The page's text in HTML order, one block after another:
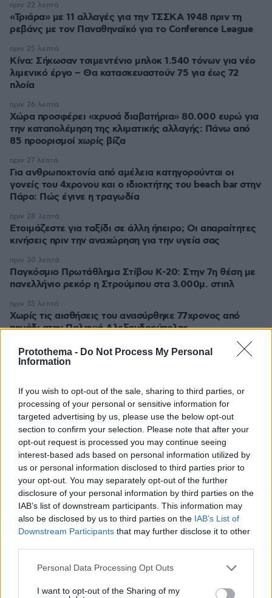
Protothema - Do Not Process My Personal
Information
If you wish to opt-out of the sale, sharing to third parties, or
processing of your personal or sensitive information for
targeted advertising by us, please use the below opt-out
section to confirm your selection. Please note that after your
opt-out request is processed you may continue seeing
interest-based ads based on personal information utilized by
us or personal information disclosed to third parties prior to
your opt-out. You may separately opt-out of the further
disclosure of your personal information by third parties on the
IAB’s list of downstream participants. This information may
also be disclosed by us to third parties on the IAB’s List of
Downstream Participants that may further disclose it to other
Please note that this website/app uses one or more Google
not limited to your visit or usage behaviour. You may click to
Personal Data Processing Opt Outs
I want to opt-out of the Sharing of my
«Τριάρα» με 11 αλλαγές για την ΤΣΣΚΑ 1948 πριν τη
ρεβάνς με τον Παναθηναϊκό για το Conference League
πριν 22 λεπτά
Κίνα: Σήκωσαν τσιμεντένιο μπλοκ 1.540 τόνων για νέο
λιμενικό έργο – Θα κατασκευαστούν 75 για έως 72
πλοία
πριν 25 λεπτά
Χώρα προσφέρει «χρυσά διαβατήρια» 80.000 ευρώ για
την καταπολέμηση της κλιματικής αλλαγής: Πάνω από
85 προορισμοί χωρίς βίζα
πριν 26 λεπτά
Για ανθρωποκτονία από αμέλεια κατηγορούνται οι
γονείς του 4χρονου και ο ιδιοκτήτης του beach bar στην
Πάρο: Πώς έγινε η τραγωδία
πριν 27 λεπτά
Ετοιμάζεστε για ταξίδι σε άλλη ήπειρο; Οι απαραίτητες
κινήσεις πριν την αναχώρηση για την υγεία σας
πριν 28 λεπτά
Παγκόσμιο Πρωτάθλημα Στίβου Κ-20: Στην 7η θέση με
πανελλήνιο ρεκόρ η Στρούμπου στα 3.000μ. στιπλ
πριν 30 λεπτά
Χωρίς τις αισθήσεις του ανασύρθηκε 77χρονος από
πηγάδι στην Παλαγιά Αλεξανδρούπολης
πριν 35 λεπτά
ΔΕΙΤΕ ΟΛΕΣ ΤΙΣ ΕΙΔΗΣΕΙΣ
ΤΑ ΠΙΟ ΔΗΜΟΦΙΛΗ